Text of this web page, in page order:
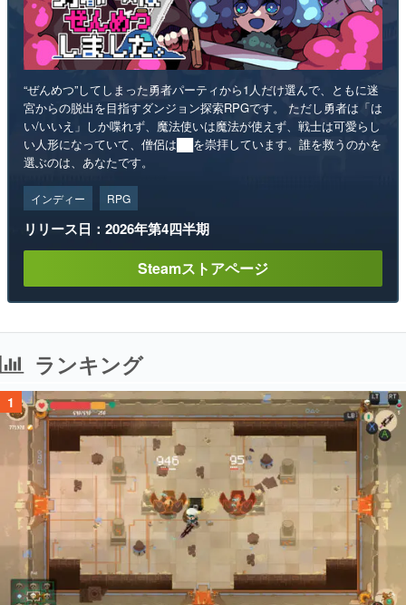
“ぜんめつ”してしまった勇者パーティから1人だけ選んで、ともに迷
宮からの脱出を目指すダンジョン探索RPGです。 ただし勇者は「は
い/いいえ」しか喋れず、魔法使いは魔法が使えず、戦士は可愛らし
い人形になっていて、僧侶は██を崇拝しています。誰を救うのかを
選ぶのは、あなたです。
インディー RPG
リリース日：2026年第4四半期
Steamストアページ
ランキング
1